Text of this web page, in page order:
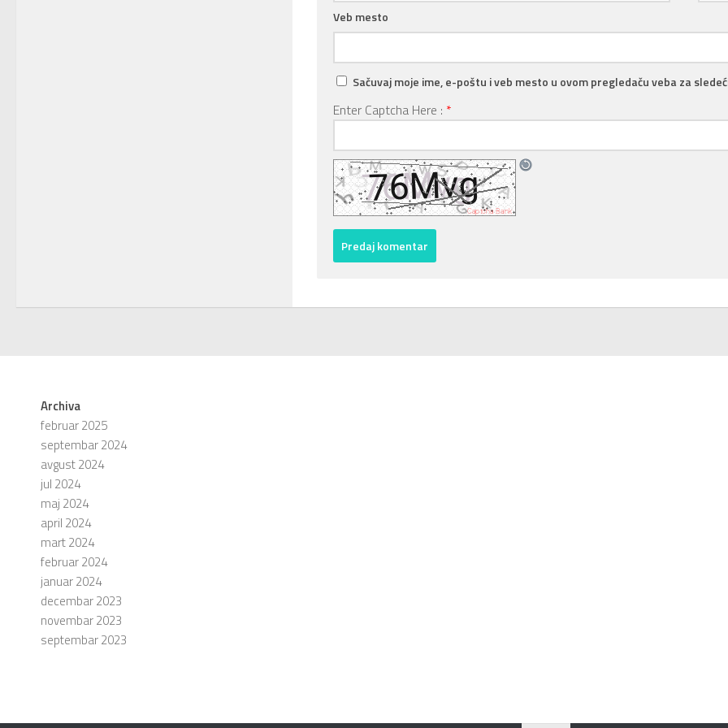
Veb mesto
Sačuvaj moje ime, e-poštu i veb mesto u ovom pregledaču veba za
Enter Captcha Here : *
Archiva
februar 2025
septembar 2024
avgust 2024
jul 2024
maj 2024
april 2024
mart 2024
februar 2024
januar 2024
decembar 2023
novembar 2023
septembar 2023